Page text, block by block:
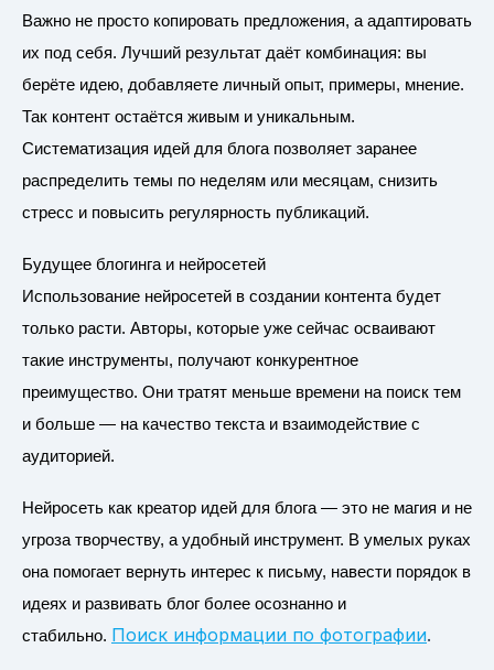
Важно не просто копировать предложения, а адаптировать
их под себя. Лучший результат даёт комбинация: вы
берёте идею, добавляете личный опыт, примеры, мнение.
Так контент остаётся живым и уникальным.
Систематизация идей для блога позволяет заранее
распределить темы по неделям или месяцам, снизить
стресс и повысить регулярность публикаций.
Будущее блогинга и нейросетей
Использование нейросетей в создании контента будет
только расти. Авторы, которые уже сейчас осваивают
такие инструменты, получают конкурентное
преимущество. Они тратят меньше времени на поиск тем
и больше — на качество текста и взаимодействие с
аудиторией.
Нейросеть как креатор идей для блога — это не магия и не
угроза творчеству, а удобный инструмент. В умелых руках
она помогает вернуть интерес к письму, навести порядок в
идеях и развивать блог более осознанно и
стабильно. Поиск информации по фотографии.